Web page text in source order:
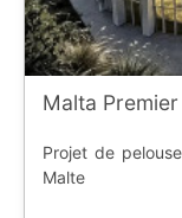
Malta
Projet de
Malte